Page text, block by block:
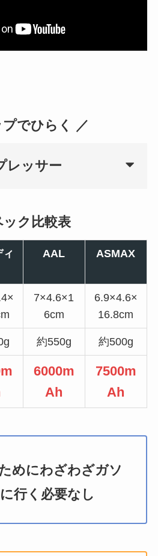
プでひらく ／
レッサー
ック比較表
ィ
AAL ASMAX
7×4.6×1
6cm
6.9×4.6×
16.8cm
約550g 約500g
6000m
Ah
7500m
Ah
めにわざわざガソ
行く必要なし